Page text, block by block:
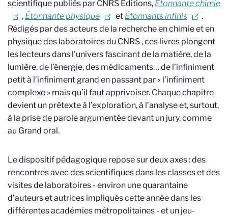
scientifique publiés par CNRS Éditions, Étonnante chimie
, Étonnante physique et Étonnants infinis
.
Rédigés par des acteurs de la recherche en chimie et en
physique des laboratoires du CNRS , ces livres plongent
les lecteurs dans l'univers fascinant de la matière, de la
lumière, de l’énergie, des médicaments… de l’infiniment
petit à l’infiniment grand en passant par « l’infiniment
complexe » mais qu’il faut apprivoiser. Chaque chapitre
devient un prétexte à l’exploration, à l’analyse et, surtout,
à la prise de parole argumentée devant un jury, comme
au Grand oral.
Le dispositif pédagogique repose sur deux axes : des
rencontres avec des scientifiques dans les classes et des
visites de laboratoires - environ une quarantaine
d’auteurs et autrices impliqués cette année dans les
différentes académies métropolitaines - et un jeu-